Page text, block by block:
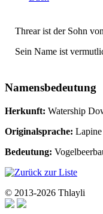
Threar ist der Sohn
Sein Name ist
Namensbedeutung
Herkunft: Watership
Originalsprache: Lapine
Bedeutung:
© 2013-2026 Thlayli